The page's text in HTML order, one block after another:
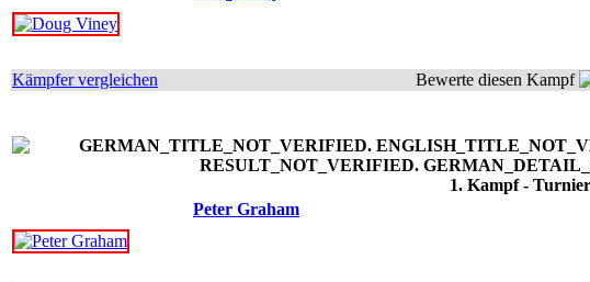
Kämpfer vergleichen
Bewerte diesen Kampf
1. Kampf -
Peter Graham